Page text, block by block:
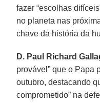
fazer “escolhas
no planeta nas
chave da história da
D. Paul Richard
provável” que o Papa
outubro, destacando
comprometido” na